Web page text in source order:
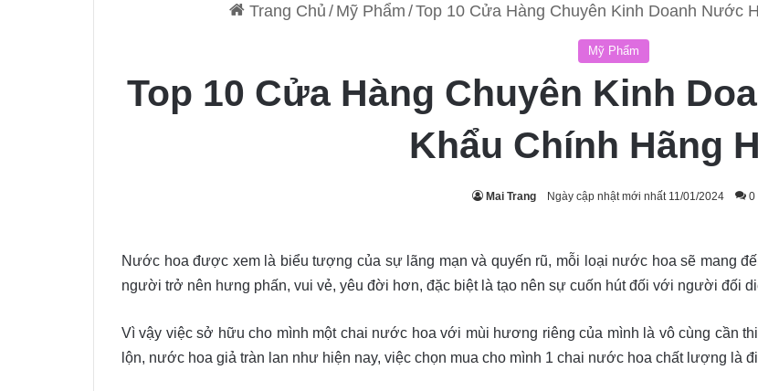
Trang Chủ / Mỹ Phẩm /Top 10 Cửa Hàng Chuyên Kinh Doanh Nước
Mỹ Phẩm
Top 10 Cửa Hàng Chuyên Kinh
Khẩu Chính Hãng
Mai Trang Ngày cập nhật mới nhất 11/01/2024 0
Nước hoa được xem là biểu tượng của sự lãng mạn và quyến rũ, mỗi loại nước hoa sẽ mang
người trở nên hưng phấn, vui vẻ, yêu đời hơn, đặc biệt là tạo nên sự cuốn hút đối với người đối
Vì vậy việc sở hữu cho mình một chai nước hoa với mùi hương riêng của mình là vô cùng cần
lộn, nước hoa giả tràn lan như hiện nay, việc chọn mua cho mình 1 chai nước hoa chất lượng là